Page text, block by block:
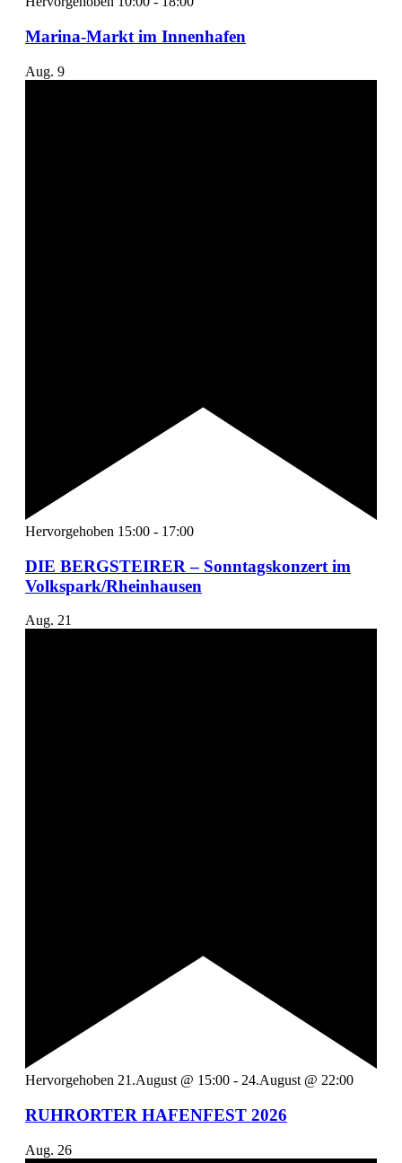
Marina-Markt im Innenhafen
Aug. 9
Hervorgehoben 15:00 - 17:00
DIE BERGSTEIRER – Sonntagskonzert im
Volkspark/Rheinhausen
Aug. 21
Hervorgehoben 21.August @ 15:00 - 24.August @ 22:00
RUHRORTER HAFENFEST 2026
Aug. 26